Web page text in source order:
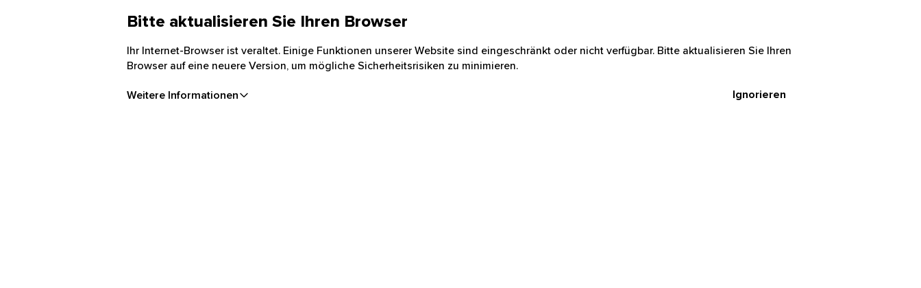
Bitte aktualisieren Sie Ihren Browser
Ihr Internet-Browser ist veraltet. Einige Funktionen unserer Website sind eingeschränkt oder nicht verfügbar. Bitte aktualisieren Sie Ihren
Browser auf eine neuere Version, um mögliche Sicherheitsrisiken zu minimieren.
Weitere Informationen Ignorieren